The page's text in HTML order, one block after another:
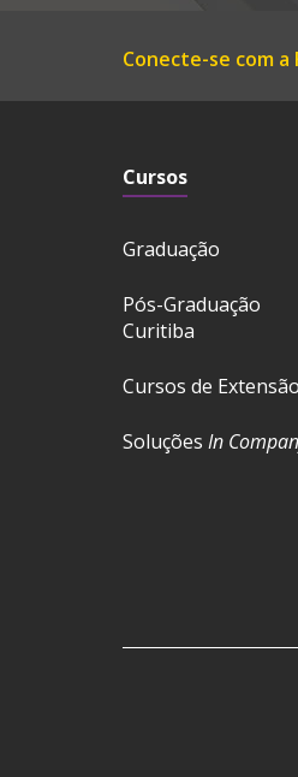
Conecte-se com a
Cursos
Graduação
Pós-Graduação
Curitiba
Cursos de Extensão
Soluções In